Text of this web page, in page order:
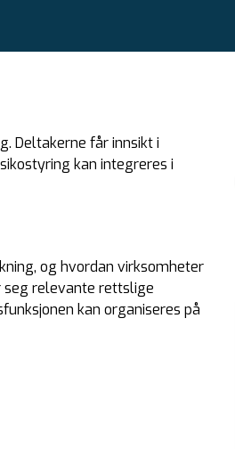
Deltakerne får innsikt i
kan integreres i
og hvordan virksomheter
seg relevante rettslige
kan organiseres på